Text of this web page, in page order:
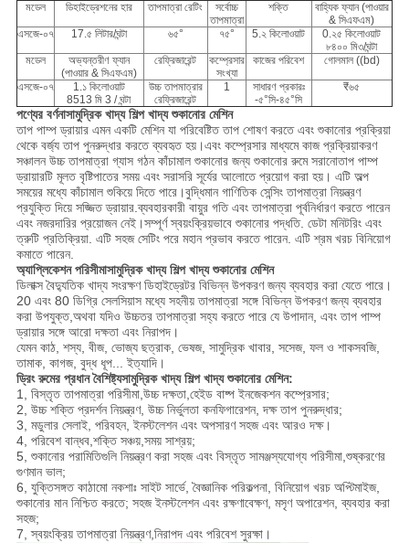
মডেল ডিহাইড্রেশনের হার তাপমাত্রা রেটিং
সর্বোচ্চ
তাপমাত্রা
শক্তি
বাহ্যিক ফ্যান (পাওয়ার
& সিএফএম)
এসজে-০৭
17.৫ লিটার/ঘন্টা ৬৫° ৭৫° 5.২ কিলোওয়াট
0.২৫ কিলোওয়াট
৮৪০০ মি৩/ঘন্টা
মডেল
অভ্যন্তরীণ ফ্যান
(পাওয়ার & সিএফএম)
রেফ্রিজারেন্ট
কম্প্রেসার
সংখ্যা
কাজের পরিবেশ গোলমাল ((bd)
এসজে-০৭
1.১ কিলোওয়াট
8513 মি 3 / ঘন্টা
উচ্চ তাপমাত্রার
রেফ্রিজারেন্ট
1
সাধারণ প্রকারঃ
-৫°সি-৪৫°সি
₹৬৫
পণ্যের বর্ণনাসামুদ্রিক খাদ্য শিল্প খাদ্য শুকানোর মেশিন
তাপ পাম্প ড্রায়ার এমন একটি মেশিন যা পরিবেষ্টিত তাপ শোষণ করতে এবং শুকানোর প্রক্রিয়া
থেকে বর্জ্য তাপ পুনরুদ্ধার করতে ব্যবহৃত হয়।এবং কম্প্রেসার মাধ্যমে কাজ প্রক্রিয়াকরণ
সঞ্চালন উচ্চ তাপমাত্রা গ্যাস গঠন কাঁচামাল শুকানোর জন্য শুকানোর রুমে সরানোতাপ পাম্প
ড্রায়ারটি মূলত বৃষ্টিপাতের সময় এবং সরাসরি সূর্যের আলোতে প্রয়োগ করা হয়। এটি অল্প
সময়ের মধ্যে কাঁচামাল শুকিয়ে দিতে পারে।বুদ্ধিমান গাণিতিক সেন্সিং তাপমাত্রা নিয়ন্ত্রণ
প্রযুক্তি দিয়ে সজ্জিত ড্রায়ার.ব্যবহারকারী বায়ুর গতি এবং তাপমাত্রা পূর্বনির্ধারণ করতে পারেন
এবং নজরদারির প্রয়োজন নেই।সম্পূর্ণ স্বয়ংক্রিয়ভাবে শুকানোর পদ্ধতি. ডেটা মনিটরিং এবং
ত্রুটি প্রতিক্রিয়া. এটি সহজ সেটিং পরে মহান প্রভাব করতে পারেন. এটি শ্রম খরচ বিনিয়োগ
কমাতে পারেন.
অ্যাপ্লিকেশন পরিসীমাসামুদ্রিক খাদ্য শিল্প খাদ্য শুকানোর মেশিন
ডিলাক্স বৈদ্যুতিক খাদ্য সংরক্ষণ ডিহাইড্রেটর বিভিন্ন উপকরণ জন্য ব্যবহার করা যেতে পারে।
20 এবং 80 ডিগ্রি সেলসিয়াস মধ্যে সহনীয় তাপমাত্রা সঙ্গে বিভিন্ন উপকরণ জন্য ব্যবহার
করা উপযুক্ত,অথবা যদিও উচ্চতর তাপমাত্রা সহ্য করতে পারে যে উপাদান, এবং তাপ পাম্প
ড্রায়ার সঙ্গে আরো দক্ষতা এবং নিরাপদ।
যেমন কাঠ, শস্য, বীজ, ভোজ্য ছত্রাক, ভেষজ, সামুদ্রিক খাবার, সসেজ, ফল ও শাকসবজি,
তামাক, কাগজ, বুদ্ধ ধূপ... ইত্যাদি।
ড্রিং রুমের প্রধান বৈশিষ্ট্যসামুদ্রিক খাদ্য শিল্প খাদ্য শুকানোর মেশিন:
1, বিস্তৃত তাপমাত্রা পরিসীমা,উচ্চ দক্ষতা,হেইড বাষ্প ইনজেকশন কম্প্রেসার;
2, উচ্চ শক্তি প্রদর্শন নিয়ন্ত্রণ, উচ্চ নির্ভুলতা কনফিগারেশন, দক্ষ তাপ পুনরুদ্ধার;
3, মডুলার সেলাই, পরিবহন, ইনস্টলেশন এবং অপসারণ সহজ এবং আরও দক্ষ।
4, পরিবেশ বান্ধব,শক্তি সঞ্চয়,সময় সাশ্রয়;
5, শুকানোর পরামিতিগুলি নিয়ন্ত্রণ করা সহজ এবং বিস্তৃত সামঞ্জস্যযোগ্য পরিসীমা,শুষ্করণের
গুণমান ভাল;
6, যুক্তিসঙ্গত কাঠামো নকশাঃ সাইট সার্ভে, বৈজ্ঞানিক পরিকল্পনা, বিনিয়োগ খরচ অপ্টিমাইজ,
শুকানোর মান নিশ্চিত করতে; সহজ ইনস্টলেশন এবং রক্ষণাবেক্ষণ, মসৃণ অপারেশন, ব্যবহার করা
সহজ;
7, স্বয়ংক্রিয় তাপমাত্রা নিয়ন্ত্রণ,নিরাপদ এবং পরিবেশ সুরক্ষা।